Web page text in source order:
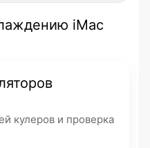
iMac
кулеров и проверка